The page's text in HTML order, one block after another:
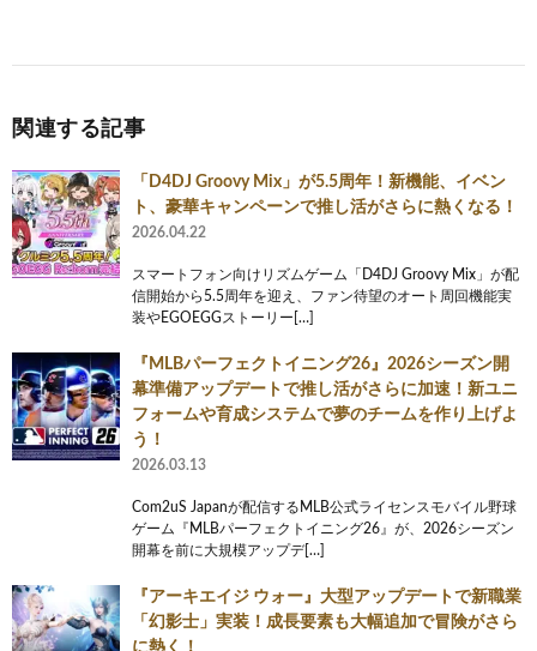
関連する記事
「D4DJ Groovy Mix」が5.5周年！新機能、イベン
ト、豪華キャンペーンで推し活がさらに熱くなる！
2026.04.22
スマートフォン向けリズムゲーム「D4DJ Groovy Mix」が配
信開始から5.5周年を迎え、ファン待望のオート周回機能実
装やEGOEGGストーリー[…]
『MLBパーフェクトイニング26』2026シーズン開
幕準備アップデートで推し活がさらに加速！新ユニ
フォームや育成システムで夢のチームを作り上げよ
う！
2026.03.13
Com2uS Japanが配信するMLB公式ライセンスモバイル野球
ゲーム『MLBパーフェクトイニング26』が、2026シーズン
開幕を前に大規模アップデ[…]
『アーキエイジ ウォー』大型アップデートで新職業
「幻影士」実装！成長要素も大幅追加で冒険がさら
に熱く！